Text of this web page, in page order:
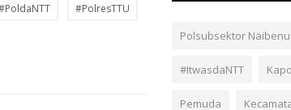
#PolresTTU
Polsubsektor Naibenu
#ItwasdaNTT
Pemuda